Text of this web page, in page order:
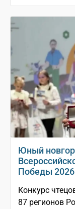
Юный
Победы
Конкурс
87 регионов